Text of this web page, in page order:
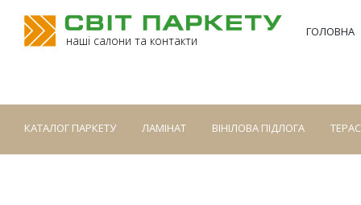
наші салони та контакти
ГОЛОВНА
КАТАЛОГ ПАРКЕТУ ЛАМІНАТ ВІНІЛОВА ПІДЛОГА